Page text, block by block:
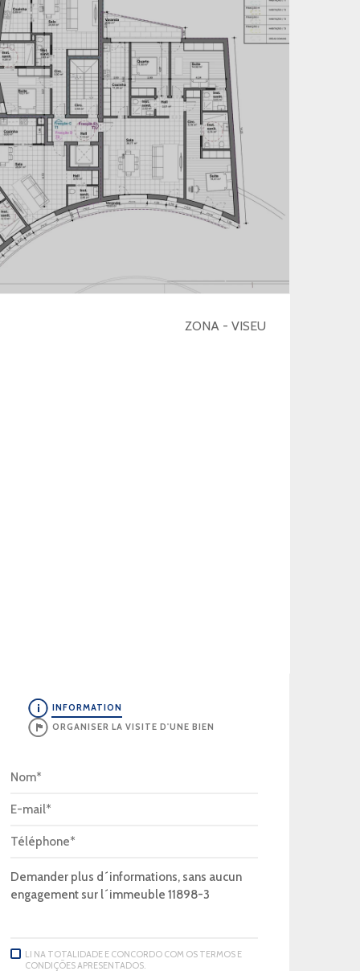
ZONA - VISEU
INFORMATION
ORGANISER LA VISITE D'UNE BIEN
LI NA TOTALIDADE E CONCORDO COM OS TERMOS E
CONDIÇÕES APRESENTADOS.